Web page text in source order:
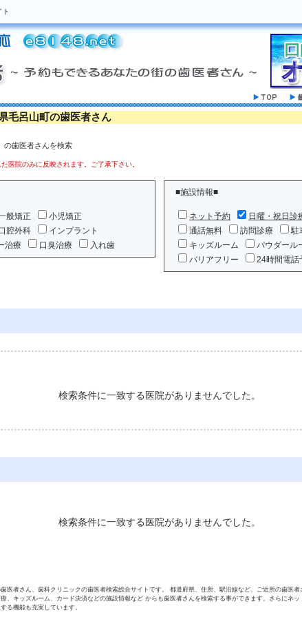
ト
毛呂山町の歯医者さん
の歯医者さんを検索
院のみに反映されます。ご了承下さい。
般矯正
小児矯正
腔外科
インプラント
治療 口臭治療 入れ歯
■施設情報■
ネット予約 日曜・祝日診
通話無料
訪問診療 駐
キッズルーム
パウダール
バリアフリー
24時間電話
検索条件に一致する医院がありませんでした。
検索条件に一致する医院がありませんでした。
歯医者さん、歯科クリニックの歯医者検索総合サイトです。 都道府県、住所、駅沿線など、ご近所の歯医
、キッズルーム、カード決済などの施設情報など からも歯医者さんを検索する事ができます。さらにネ
る機能も充実しています。